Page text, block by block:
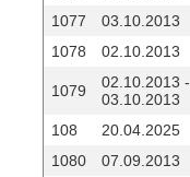
1077
03.10.2013
1078
02.10.2013
1079
02.10.2013 -
03.10.2013
108 20.04.2025
1080
07.09.2013